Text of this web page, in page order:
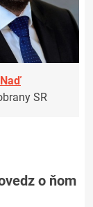
SR
o ňom